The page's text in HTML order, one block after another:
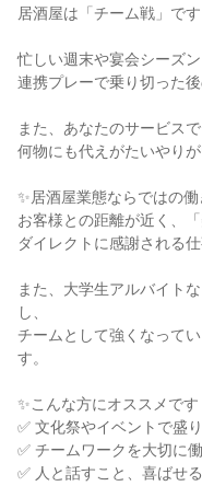
居酒屋は「チーム戦」です
忙しい週末や宴会シーズ
連携プレーで乗り切った後
また、あなたのサービス
何物にも代えがたいやりが
✨居酒屋業態ならではの働
お客様との距離が近く、
ダイレクトに感謝される仕
また、大学生アルバイト
し、
チームとして強くなって
す。
✨こんな方にオススメです
✅ 文化祭やイベントで盛
✅ チームワークを大切に
✅ 人と話すこと、喜ばせ